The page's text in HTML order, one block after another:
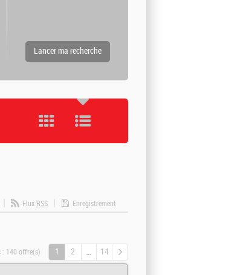
Flux RSS
Enregistrement
: 140 offre(s) 1 2 14